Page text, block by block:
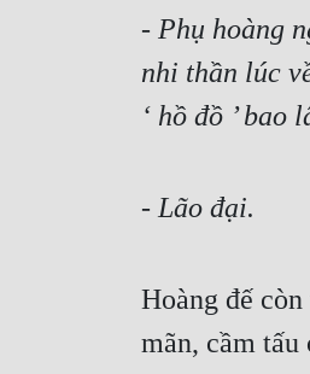
- Phụ hoàng
nhi thần lúc
‘ hồ đồ ’
- Lão đại.
Hoàng đế
mãn, cầm tấu